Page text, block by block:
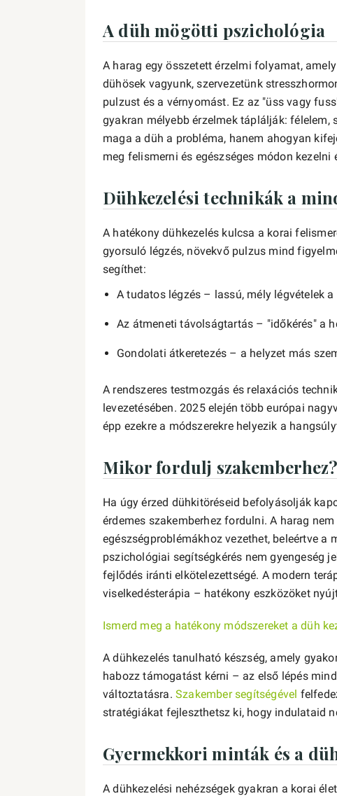
A düh mögötti pszichológia
A harag egy összetett érzelmi folyamat,
dühösek vagyunk, szervezetünk
pulzust és a vérnyomást. Ez az "üss vagy
gyakran mélyebb érzelmek táplálják: félelem,
maga a düh a probléma, hanem ahogyan
meg felismerni és egészséges módon kezelni
Dühkezelési technikák a
A hatékony dühkezelés kulcsa a korai
gyorsuló légzés, növekvő pulzus mind
segíthet:
A tudatos légzés – lassú, mély légvételek
Az átmeneti távolságtartás – "időkérés" a
Gondolati átkeretezés – a helyzet más
A rendszeres testmozgás és relaxációs
levezetésében. 2025 elején több európai
épp ezekre a módszerekre helyezik a
Mikor fordulj szakemberhez?
Ha úgy érzed dühkitöréseid befolyásolják
érdemes szakemberhez fordulni. A harag
egészségproblémákhoz vezethet, beleértve a
pszichológiai segítségkérés nem gyengeség
fejlődés iránti elkötelezettségé. A modern
viselkedésterápia – hatékony eszközöket
Ismerd meg a hatékony módszereket a düh
A dühkezelés tanulható készség, amely
habozz támogatást kérni – az első lépés
változtatásra. Szakember segítségével
stratégiákat fejleszthetsz ki, hogy indulataid
Gyermekkori minták és a
A dühkezelési nehézségek gyakran a korai